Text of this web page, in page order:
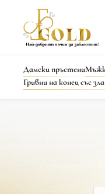
Дамски пръстени
Гривни на конец със